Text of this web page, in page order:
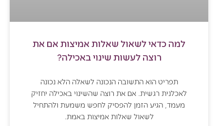
למה כדאי לשאול שאלות אמיצות אם את
רוצה לעשות שינוי באכילה?
תפריט הוא התשובה הנכונה לשאלה הלא נכונה
לאכלנית רגשית. אם את רוצה שהשינוי באכילה יחזיק
מעמד, הגיע הזמן להפסיק לחפש משמעת ולהתחיל
לשאול שאלות אמיצות באמת.